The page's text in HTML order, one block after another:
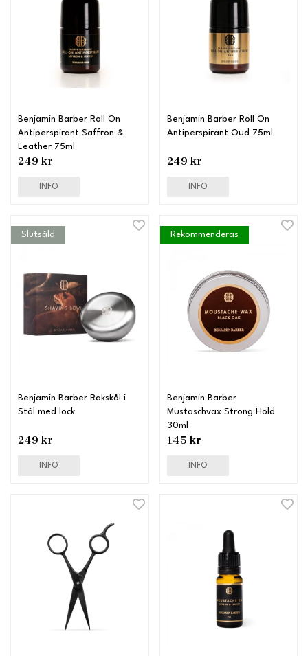
Benjamin Barber Roll On
Antiperspirant Saffron &
Leather 75ml
249 kr
INFO
Benjamin Barber Roll On
Antiperspirant Oud 75ml
249 kr
INFO
Slutsåld
Benjamin Barber Rakskål i
Stål med lock
249 kr
INFO
Rekommenderas
Benjamin Barber
Mustaschvax Strong Hold
30ml
145 kr
INFO